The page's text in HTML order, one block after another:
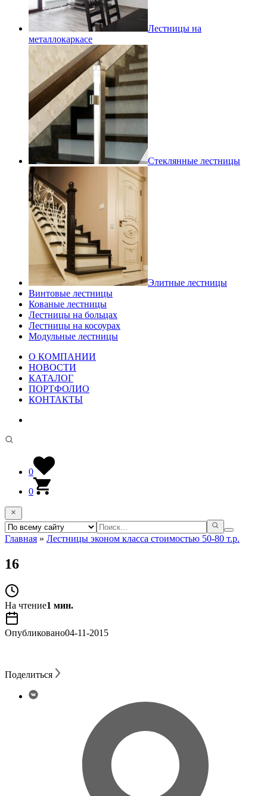
Лестницы на
металлокаркасе
Стеклянные лестницы
Элитные лестницы
Винтовые лестницы
Кованые лестницы
Лестницы на больцах
Лестницы на косоурах
Модульные лестницы
О КОМПАНИИ
НОВОСТИ
КАТАЛОГ
ПОРТФОЛИО
КОНТАКТЫ
0
0
Главная » Лестницы эконом класса стоимостью 50-80 т.р.
16
На чтение1 мин.
Опубликовано04-11-2015
Поделиться